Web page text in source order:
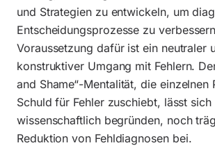
und Strategien zu entwickeln, um
Entscheidungsprozesse zu
Voraussetzung dafür ist ein neutraler
konstruktiver Umgang mit Fehlern.
and Shame“-Mentalität, die einzelnen
Schuld für Fehler zuschiebt, lässt
wissenschaftlich begründen, noch
Reduktion von Fehldiagnosen bei.